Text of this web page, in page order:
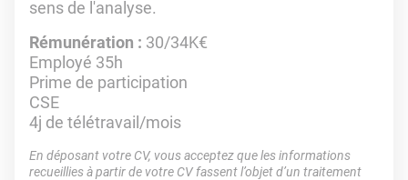
sens de l'analyse.
Rémunération : 30/34K€
Employé 35h
Prime de participation
CSE
4j de télétravail/mois
En déposant votre CV, vous acceptez que les informations
recueillies à partir de votre CV fassent l’objet d’un traitement